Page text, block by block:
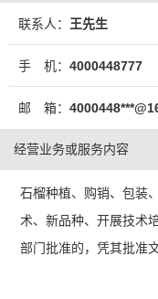
联系人： 王先生
手 机： 4000448777
邮 箱：
经营业务或服务内容
石榴种植、购销、包装
术、新品种、开展技术
部门批准的，凭其批准